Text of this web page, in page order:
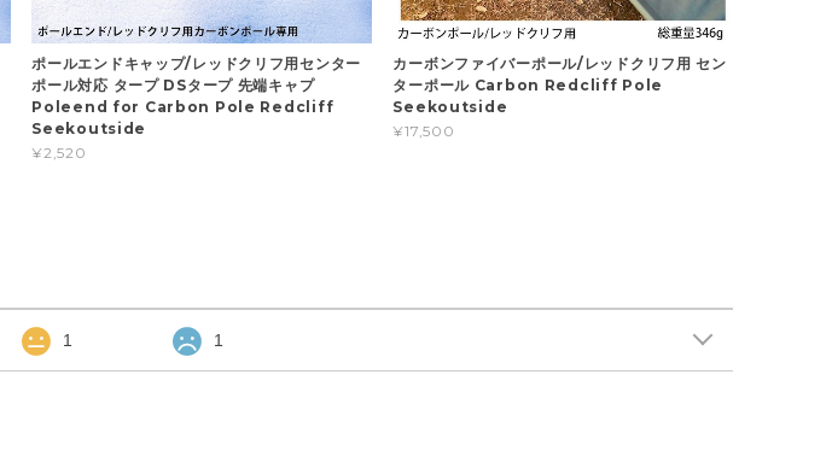
ポールエンドキャップ/レッドクリフ用センター
ポール対応 タープ DSタープ 先端キャプ
Poleend for Carbon Pole Redcliff
Seekoutside
¥2,520
カーボンファイバーポール/レッドクリフ用 セン
ターポール Carbon Redcliff Pole
Seekoutside
¥17,500
1 1